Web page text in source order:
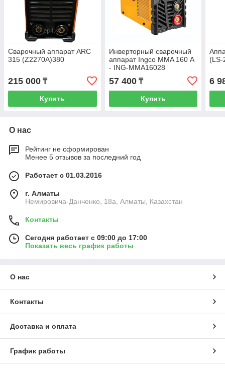
Сварочный аппарат ARC
315 (Z2270A)380
215 000 ₸
Купить
Инверторный сварочный
аппарат Ingco MMA 160 А
- ING-MMA16028
57 400₸
Купить
(LS-
6
О нас
Рейтинг не сформирован
Менее 5 отзывов за последний год
Работает с 01.03.2016
г. Алматы
Немировича-Данченко, 18а, Алматы, Казахстан
Контакты
Сегодня работает с 09:00 до 17:00
Показать весь график работы
О нас
Контакты
Доставка и оплата
График работы